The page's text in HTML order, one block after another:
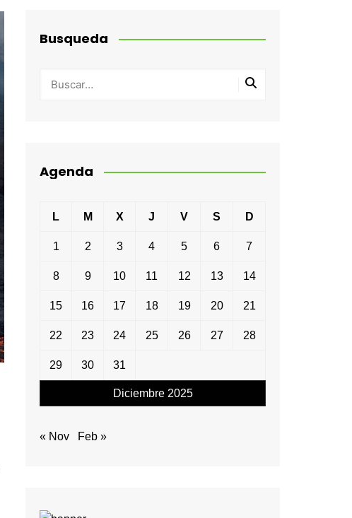
Busqueda
Agenda
Diciembre 2025
L M X J V S D
1 2 3 4 5 6 7
8 9 10 11 12 13 14
15 16 17 18 19 20 21
22 23 24 25 26 27 28
29 30 31
« Nov Feb »